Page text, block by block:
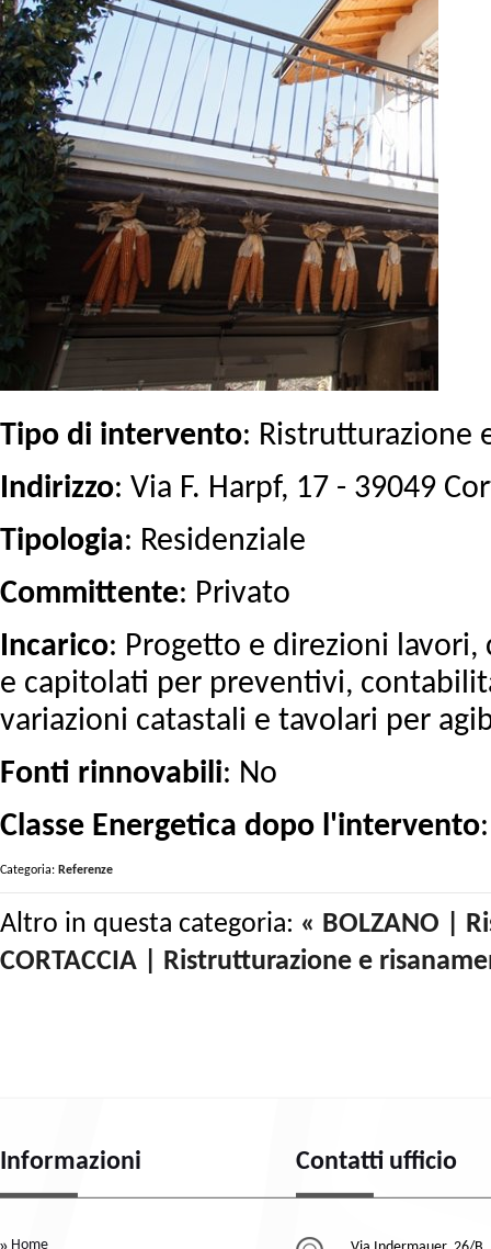
Tipo di intervento: Ristrutturazione
Indirizzo: Via F. Harpf, 17 - 39049
Tipologia: Residenziale
Committente: Privato
Incarico: Progetto e direzioni
e capitolati per preventivi,
variazioni catastali e tavolari per
Fonti rinnovabili: No
Classe Energetica dopo l'intervento
Categoria: Referenze
Altro in questa categoria: « BOLZANO |
CORTACCIA | Ristrutturazione e
Informazioni
Home
Contatti ufficio